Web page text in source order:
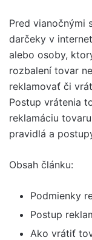
Pred vianočnými
darčeky v
alebo osoby,
rozbalení tovar
reklamovať či
Postup vrátenia
reklamáciu
pravidlá a
Obsah článku:
Podmienky
Postup
Ako vrátiť